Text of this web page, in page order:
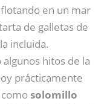
en un mar
de galletas de
incluida.
hitos de la
prácticamente
solomillo